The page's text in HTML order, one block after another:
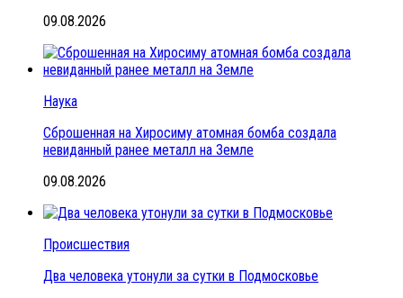
09.08.2026
Наука
Сброшенная на Хиросиму атомная бомба создала
невиданный ранее металл на Земле
09.08.2026
Происшествия
Два человека утонули за сутки в Подмосковье